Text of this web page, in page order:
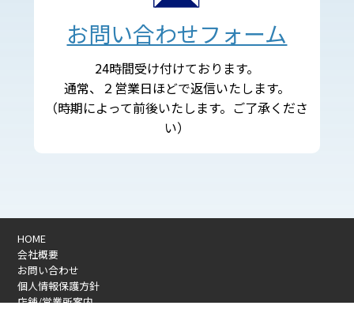
お問い合わせフォーム
24時間受け付けております。
通常、２営業日ほどで返信いたします。
（時期によって前後いたします。ご了承くださ
い）
HOME
会社概要
お問い合わせ
個人情報保護方針
店舗/営業所案内